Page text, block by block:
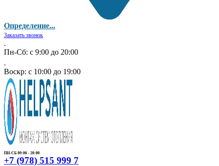
Определение...
Заказать звонок
.
Пн-Сб: с 9:00 до 20:00
.
Воскр: с 10:00 до 19:00
ПН-СБ 09:00 - 20:00
+7 (978) 515 999 7